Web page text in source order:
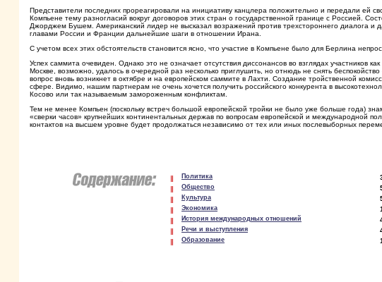
Представители последних прореагировали на инициативу канцлера положительно и передали ей
Компьене тему разногласий вокруг договоров этих стран о государственной границе с Россией.
Джорджем Бушем. Американский лидер не высказал возражений против трехстороннего диалога и
главами России и Франции дальнейшие шаги в отношении Ирана.
С учетом всех этих обстоятельств становится ясно, что участие в Компьене было для Берлина
Успех саммита очевиден. Однако это не означает отсутствия диссонансов во взглядах участников
Москве, возможно, удалось в очередной раз несколько приглушить, но отнюдь не снять
вопрос вновь возникнет в октябре и на европейском саммите в Лахти. Создание тройственной
сфере. Видимо, нашим партнерам не очень хочется получить российского конкурента в
Косово или так называемым замороженным конфликтам.
Тем не менее Компьен (поскольку встреч большой европейской тройки не было уже больше года)
«сверки часов» крупнейших континентальных держав по вопросам европейской и международной
контактов на высшем уровне будет продолжаться независимо от тех или иных послевыборных
Политика
Общество
Культура
Экономика
История международных отношений
Речи и выступления
Образование